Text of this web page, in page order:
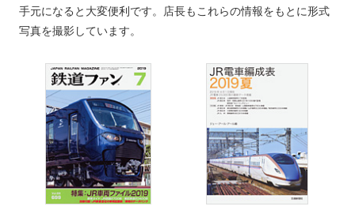
手元になると大変便利です。店長もこれらの情報をもとに形式
写真を撮影しています。